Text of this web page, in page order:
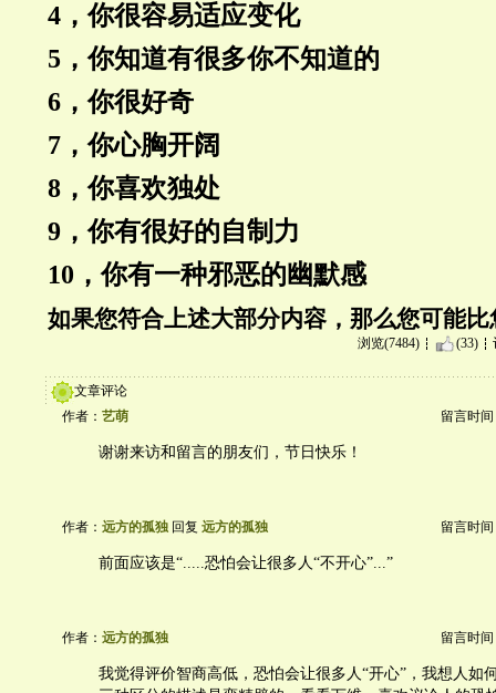
4，你很容易适应变化
5，你知道有很多你不知道的
6，你很好奇
7，你心胸开阔
8，你喜欢独处
9，你有很好的自制力
10，你有一种邪恶的幽默感
如果您符合上述大部分内容，那么您可能
浏览(7484) (33)
文章评论
作者： 艺萌 留言时间
谢谢来访和留言的朋友们，节日快乐！
作者： 远方的孤独 回复 远方的孤独 留言时间
前面应该是“.....恐怕会让很多人“不开心”...”
作者： 远方的孤独 留言时间
我觉得评价智商高低，恐怕会让很多人“开心”，我想人如